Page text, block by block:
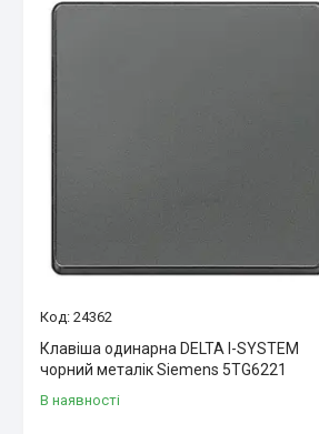
24362
Клавіша одинарна DELTA I-SYSTEM
чорний металік Siemens 5TG6221
В наявності